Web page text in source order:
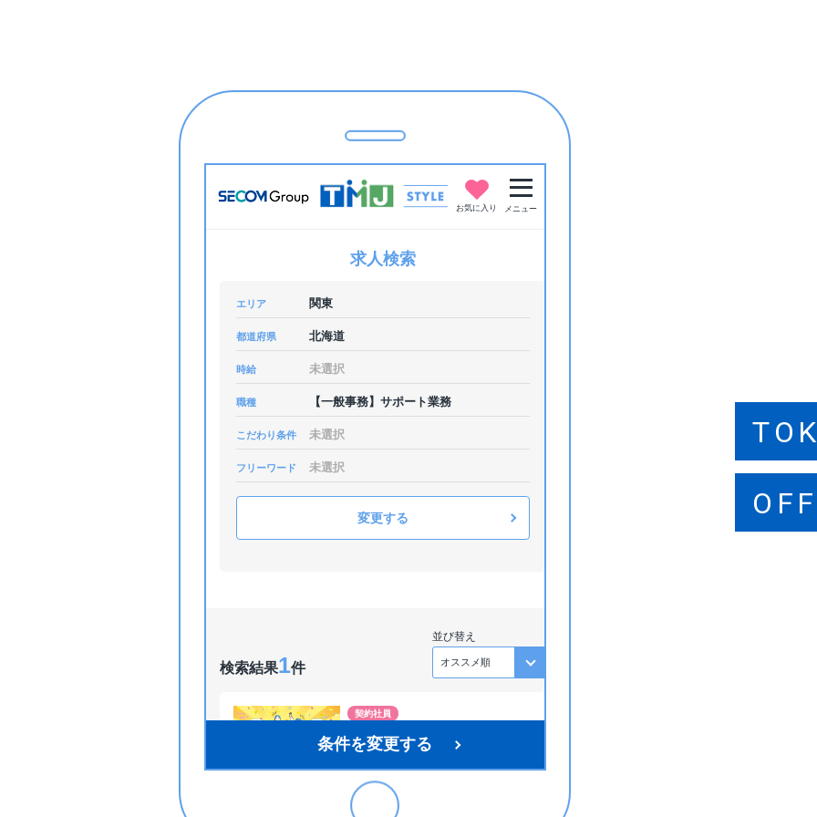
お気に入り メニュー
求人検索
エリア 関東
都道府県 北海道
時給 未選択
職種 【一般事務】サポート業務
こだわり条件 未選択
フリーワード 未選択
変更する
検索結果1件
並び替え
契約社員
【一般事務】サポート業務
電話対応なし♪進研ゼミのお問
い合わせ対応（メール・チャッ
条件を変更する